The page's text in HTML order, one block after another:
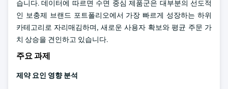
습니다. 데이터에 따르면 수면 중심 제품군은 대부분의 선도적
인 보충제 브랜드 포트폴리오에서 가장 빠르게 성장하는 하위
카테고리로 자리매김하며, 새로운 사용자 확보와 평균 주문 가
치 상승을 견인하고 있습니다.
주요 과제
제약 요인 영향 분석